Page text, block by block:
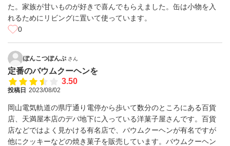
た。家族が甘いものが好きで喜んでもらえました。缶は小物を入
れるためにリビングに置いて使っています。
0
ぽんこつぽんぷ さん
定番のバウムクーヘンを
3.50
投稿日 2023/08/02
岡山電気軌道の県庁通り電停から歩いて数分のところにある百貨
店、天満屋本店のデパ地下に入っている洋菓子屋さんです。百貨
店などではよく見かける有名店で、バウムクーヘンが有名ですが
他にクッキーなどの焼き菓子を販売しています。バウムクーヘン